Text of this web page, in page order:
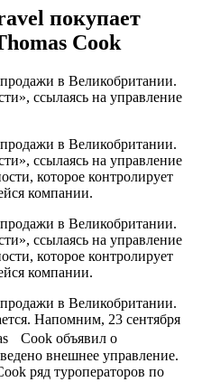
покупает
Cook
в Великобритании.
ссылаясь на управление
в Великобритании.
ссылаясь на управление
которое контролирует
компании.
в Великобритании.
ссылаясь на управление
которое контролирует
компании.
в Великобритании.
Напомним, 23 сентября
Cook объявил о
внешнее управление.
ряд туроператоров по